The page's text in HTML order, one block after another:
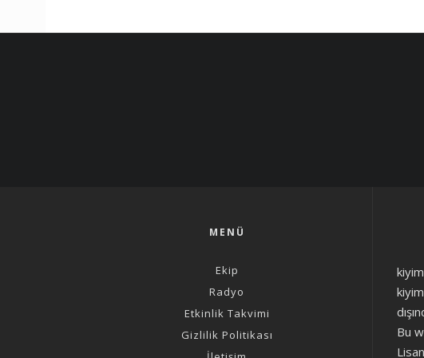
MENÜ
Ekip
Radyo
Etkinlik Takvimi
Gizlilik Politikası
Bu